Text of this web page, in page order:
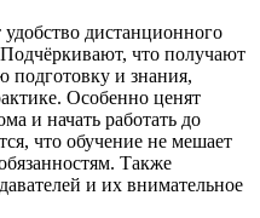
дистанционного
что получают
подготовку и знания,
Особенно ценят
и начать работать до
что обучение не мешает
Также
и их внимательное